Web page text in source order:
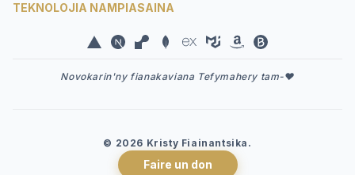
TEKNOLOJIA NAMPIASAINA
Novokarin'ny fianakaviana Tefymahery tam-❤️
© 2026 Kristy Fiainantsika.
Faire un don